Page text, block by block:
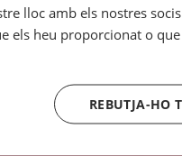
lloc amb els nostres
els heu proporcionat o
REBUTJA-HO